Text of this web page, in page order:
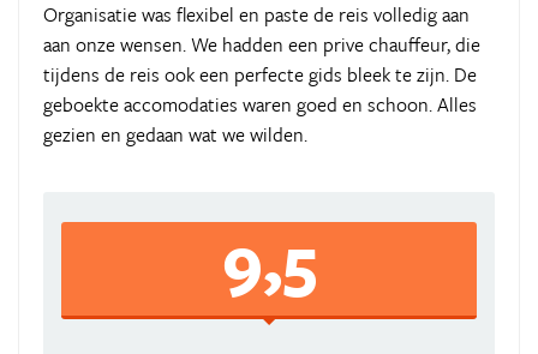
Organisatie was flexibel en paste de reis volledig aan
aan onze wensen. We hadden een prive chauffeur, die
tijdens de reis ook een perfecte gids bleek te zijn. De
geboekte accomodaties waren goed en schoon. Alles
gezien en gedaan wat we wilden.
9,5